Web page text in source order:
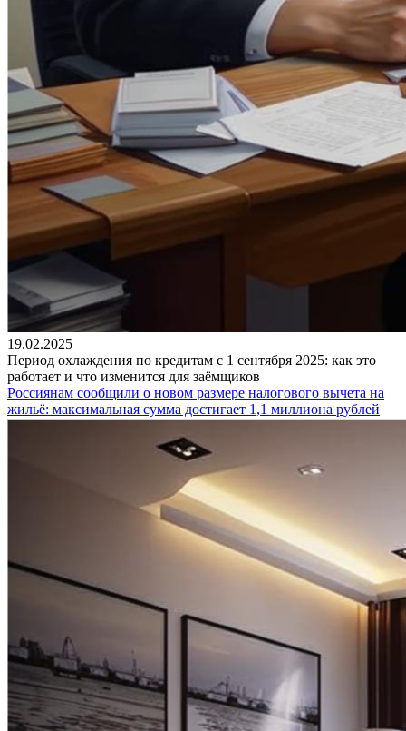
19.02.2025
Период охлаждения по кредитам с 1 сентября 2025: как это
работает и что изменится для заёмщиков
Россиянам сообщили о новом размере налогового вычета на
жильё: максимальная сумма достигает 1,1 миллиона рублей